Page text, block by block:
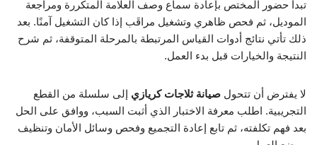
تبدأ حضور المختص بإعادة سماع وصف العلامة المتكررة ومراجعة
الموديل، ثم فحص ظاهري وتشغيل مراقَب إذا كان التشغيل آمنًا. بعد
ذلك تأتي نتائج أدوات القياس المرتبطة بالمرحلة المتوقفة، ثم شرح
النتيجة والخيارات قبل بدء العمل.
لا يفترض أن تتحول صيانة ثلاجات كريازي إلى سلسلة من القطع
التجريبية. اطلب معرفة الاختبار الذي أثبت السبب، ووافق على الحل
بعد فهم تكلفته، ثم تابع إعادة التجميع وفحص وسائل الأمان وتنظيف